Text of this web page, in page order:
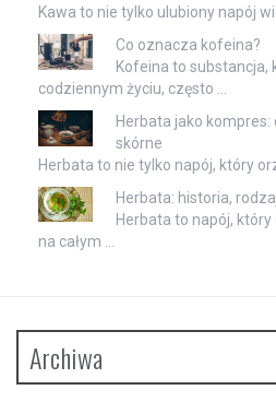
Kawa to nie tylko ulubiony napój
Co oznacza kofeina?
Kofeina to
codziennym życiu, często …
Herbata jako
skórne
Herbata to nie tylko napój, który
Herbata: historia,
Herbata to napój,
na całym …
Archiwa